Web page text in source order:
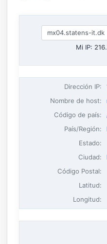
Mi IP:
Dirección IP:
Nombre de host:
Código de país:
País/Región:
Estado:
Ciudad:
Código Postal:
Latitud:
Longitud: